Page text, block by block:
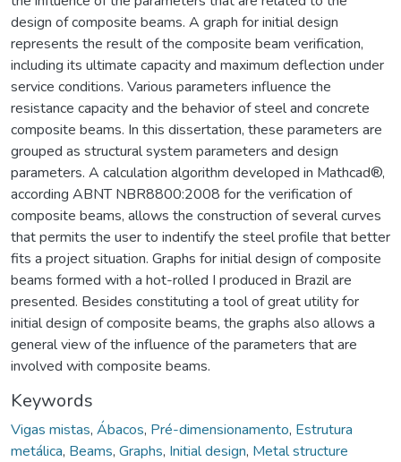
design of composite beams. A graph for initial design
represents the result of the composite beam verification,
including its ultimate capacity and maximum deflection under
service conditions. Various parameters influence the
resistance capacity and the behavior of steel and concrete
composite beams. In this dissertation, these parameters are
grouped as structural system parameters and design
parameters. A calculation algorithm developed in Mathcad®,
according ABNT NBR8800:2008 for the verification of
composite beams, allows the construction of several curves
that permits the user to indentify the steel profile that better
fits a project situation. Graphs for initial design of composite
beams formed with a hot-rolled I produced in Brazil are
presented. Besides constituting a tool of great utility for
initial design of composite beams, the graphs also allows a
general view of the influence of the parameters that are
involved with composite beams.
Keywords
Vigas mistas, Ábacos, Pré-dimensionamento, Estrutura
metálica, Beams, Graphs, Initial design, Metal structure